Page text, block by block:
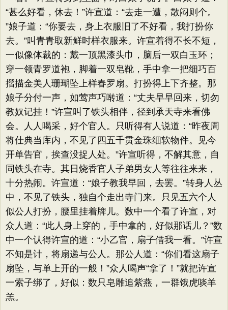
“甚么好看，休去！”许宣道：​“去走一遭，散闷则个。​
”娘子道：​“你要去，身上衣服旧了不好看，我打扮你
去。​”叫青青取新鲜时样衣服来。许宣着得不长不短，
一似像体裁的：戴一顶黑漆头巾，脑后一双白玉环；
穿一领青罗道袍，脚着一双皂靴，手中拿一把细巧百
摺描金美人珊瑚坠上样春罗扇。打扮得上下齐整。那
娘子分付一声，如莺声巧啭道：​“丈夫早早回来，切勿
教奴记挂！”许宣叫了铁头相伴，径到承天寺来看佛
会。人人喝采，好个官人。只听得有人说道：​“昨夜周
将仕典当库内，不见了四五千贯金珠细软物件。见今
开单告官，挨查没捉人处。​”许宣听得，不解其意，自
同铁头在寺。其日烧香官人子弟男女人等往往来来，
十分热闹。许宣道：​“娘子教我早回，去罢。​”转身人丛
中，不见了铁头，独自个走出寺门来。只见五六个人
似公人打扮，腰里挂着牌儿。数中一个看了许宣，对
众人道：​“此人身上穿的，手中拿的，好似那话儿？​”数
中一个认得许宣的道：​“小乙官，扇子借我一看。​”许宣
不知是计，将扇递与公人。那公人道：​“你们看这扇子
扇坠，与单上开的一般！”众人喝声“拿了！”就把许宣
一索子绑了，好似：数只皂雕追紫燕，一群饿虎啖羊
羔。